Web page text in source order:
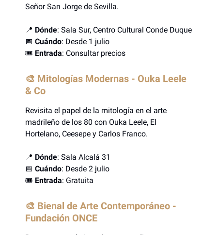
Señor San Jorge de Sevilla.
📍 Dónde: Sala Sur, Centro Cultural Conde Duque
📅 Cuándo: Desde 1 julio
🎟️ Entrada: Consultar precios
🎨 Mitologías Modernas - Ouka Leele
& Co
Revisita el papel de la mitología en el arte
madrileño de los 80 con Ouka Leele, El
Hortelano, Ceesepe y Carlos Franco.
📍 Dónde: Sala Alcalá 31
📅 Cuándo: Desde 2 julio
🎟️ Entrada: Gratuita
🎨 Bienal de Arte Contemporáneo -
Fundación ONCE